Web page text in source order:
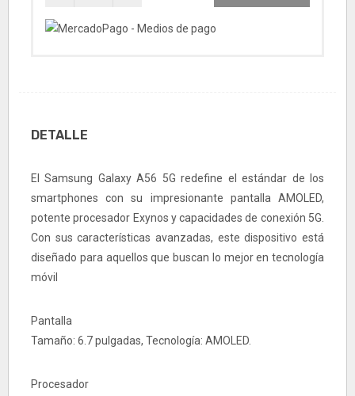
DETALLE
El Samsung Galaxy A56 5G redefine el estándar de los
smartphones con su impresionante pantalla AMOLED,
potente procesador Exynos y capacidades de conexión 5G.
Con sus características avanzadas, este dispositivo está
diseñado para aquellos que buscan lo mejor en tecnología
móvil
Pantalla
Tamaño: 6.7 pulgadas, Tecnología: AMOLED.
Procesador